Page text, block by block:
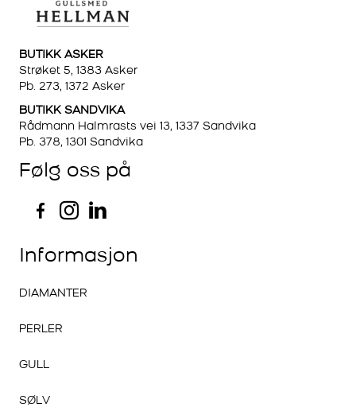
BUTIKK ASKER
Strøket 5, 1383 Asker
Pb. 273, 1372 Asker
BUTIKK SANDVIKA
Rådmann Halmrasts vei 13, 1337 Sandvika
Pb. 378, 1301 Sandvika
Følg oss på
Informasjon
DIAMANTER
PERLER
GULL
SØLV